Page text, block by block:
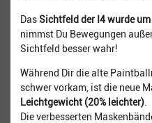
DasSichtfeld der I4 wurde
nimmst Du Bewegungen
Sichtfeld besser wahr!
Während Dir die alte
schwer vorkam, ist die neue
Leichtgewicht (20% leichter)
Die verbesserten